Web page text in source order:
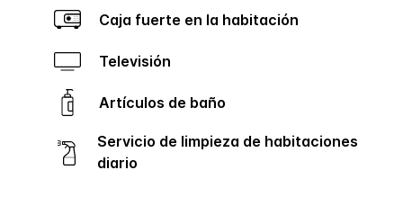
Caja fuerte en la habitación
Televisión
Artículos de baño
Servicio de limpieza de habitaciones
diario